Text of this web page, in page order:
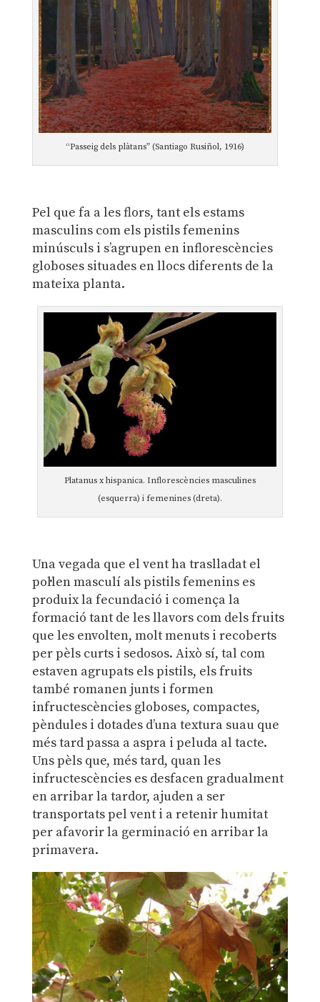
“Passeig dels plàtans” (Santiago Rusiñol, 1916)
Pel que fa a les flors, tant els estams
masculins com els pistils femenins
minúsculs i s’agrupen en inflorescències
globoses situades en llocs diferents de la
mateixa planta.
Platanus x hispanica. Inflorescències masculines
(esquerra) i femenines (dreta).
Una vegada que el vent ha traslladat el
pol·len masculí als pistils femenins es
produix la fecundació i comença la
formació tant de les llavors com dels fruits
que les envolten, molt menuts i recoberts
per pèls curts i sedosos. Això sí, tal com
estaven agrupats els pistils, els fruits
també romanen junts i formen
infructescències globoses, compactes,
pèndules i dotades d’una textura suau que
més tard passa a aspra i peluda al tacte.
Uns pèls que, més tard, quan les
infructescències es desfacen gradualment
en arribar la tardor, ajuden a ser
transportats pel vent i a retenir humitat
per afavorir la germinació en arribar la
primavera.